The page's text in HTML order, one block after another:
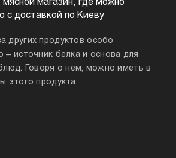
мясной магазин, где можно
с доставкой по Киеву
других продуктов особо
– источник белка и основа для
Говоря о нем, можно иметь в
этого продукта: